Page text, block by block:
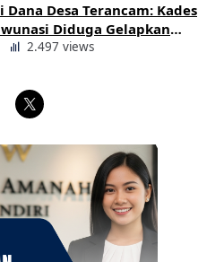
Dana Desa Terancam: Kades
Diduga Gelapkan
Warga
2.497 views